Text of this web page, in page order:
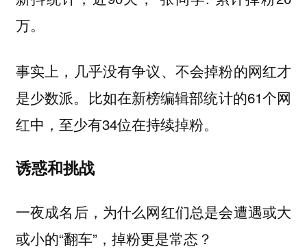
万。
事实上，几乎没有争议、不会掉粉的网红才
是少数派。比如在新榜编辑部统计的61个网
红中，至少有34位在持续掉粉。
诱惑和挑战
一夜成名后，为什么网红们总是会遭遇或大
或小的“翻车”，掉粉更是常态？